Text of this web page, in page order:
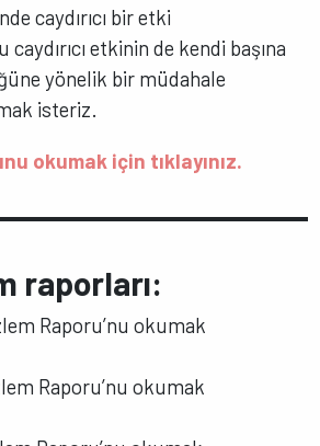
caydırıcı bir etki
etkinin de kendi başına
yönelik bir müdahale
isteriz.
okumak için tıklayınız.
raporları:
Raporu’nu okumak
Raporu’nu okumak